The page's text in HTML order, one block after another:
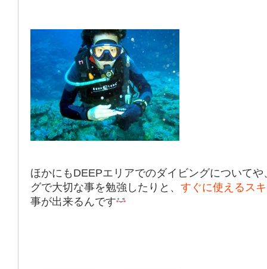
ほかにも DEEPエリアでのダイビングについてや
グで大切な事を勉強したりと、 すぐに使えるス
事が出来るんです